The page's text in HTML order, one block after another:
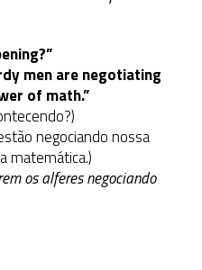
men are negotiating
of math.”
negociando nossa
matemática.)
os alferes negociando